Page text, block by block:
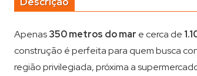
Apenas350 metros do mar e cerca de
construção é perfeita para quem busca
região privilegiada, próxima a